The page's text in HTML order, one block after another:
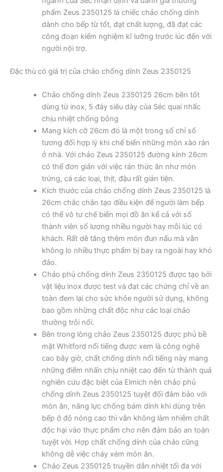
phẩm Zeus 2350125 là chiếc chảo chống dính
dành cho bếp từ tốt, đạt chất lượng, đã đạt các
công đoạn kiểm nghiệm kĩ lưỡng trước lúc đến với
người nội trợ.
Đặc thù có giá trị của chảo chống dính Zeus 2350125
Chảo chống dính Zeus 2350125 26cm bền tốt
dùng từ inox, 5 đáy siêu dày của Séc quai nhấc
chịu nhiệt chống bỏng
Mang kích cỡ 26cm đó là một trong số chỉ số
tương đối hợp lý khi chế biến những món xào rán
ở nhà. Với chảo Zeus 2350125 đường kính 26cm
có thể đơn giản với việc rán thức ăn như món
trứng, cá các loại, thịt, đậu rất giản tiện.
Kích thước của chảo chống dính Zeus 2350125 là
26cm chắc chắn tạo điều kiện để người làm bếp
có thể vô tư chế biến mọi đồ ăn kể cả với số
thành viên số lượng nhiều người hay mỗi lúc có
khách. Rất dễ tăng thêm món đun nấu mà vẫn
không lo nhiều thực phẩm bị bay ra ngoài hay khó
đảo.
Chảo phủ chống dính Zeus 2350125 được tạo bởi
vật liệu inox được test và đạt các chứng chỉ về an
toàn đem lại cho sức khỏe người sử dụng, không
bao gồm những chất độc như các loại chảo
thường trôi nổi.
Bên trong lòng chảo Zeus 2350125 được phủ bề
mặt Whitford nổi tiếng được xem là công nghệ
cao bây giờ, chất chống dính nổi tiếng này mang
những điểm nhấn chịu nhiệt cao đến từ thành quả
nghiên cứu đặc biệt của Elmich nên chảo phủ
chống dính Zeus 2350125 tuyệt đối đảm bảo với
món ăn, năng lực chống bám dính khi dùng trên
bếp ở độ nóng cao thì vẫn không làm nhiễm chất
độc hại vào thực phẩm cho nên đảm bảo an toàn
tuyệt vời. Hợp chất chống dính của chảo cũng
không dễ việc cháy xém món ăn.
Chảo Zeus 2350125 truyền dẫn nhiệt tối đa với